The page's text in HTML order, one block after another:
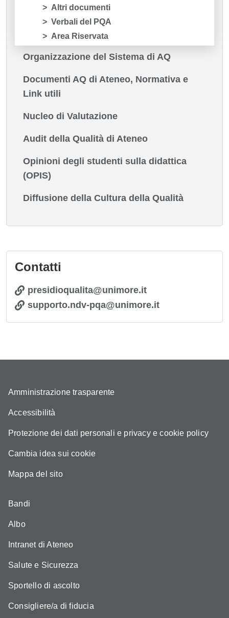
Altri documenti
Verbali del PQA
Area Riservata
Organizzazione del Sistema di AQ
Documenti AQ di Ateneo, Normativa e
Link utili
Nucleo di Valutazione
Audit della Qualità di Ateneo
Opinioni degli studenti sulla didattica
(OPIS)
Diffusione della Cultura della Qualità
Contatti
presidioqualita@unimore.it
supporto.ndv-pqa@unimore.it
Amministrazione trasparente
Accessibilità
Protezione dei dati personali e privacy e cookie policy
Cambia idea sui cookie
Mappa del sito
Bandi
Albo
Intranet di Ateneo
Salute e Sicurezza
Sportello di ascolto
Consigliere/a di fiducia